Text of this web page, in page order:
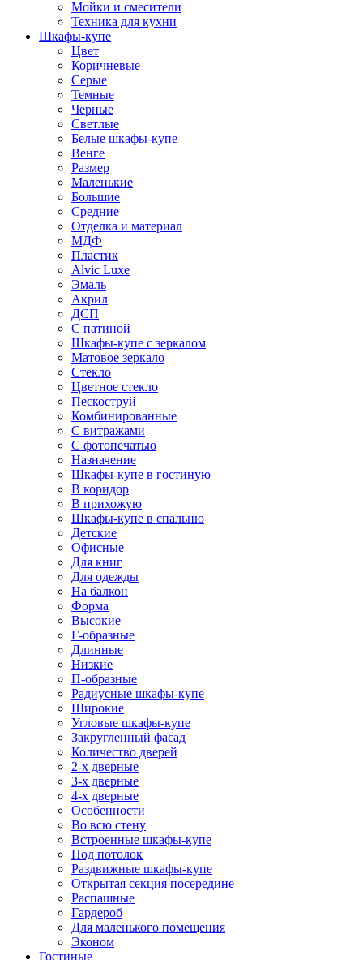
Мойки и смесители
Техника для кухни
Шкафы-купе
Цвет
Коричневые
Серые
Темные
Черные
Светлые
Белые шкафы-купе
Венге
Размер
Маленькие
Большие
Средние
Отделка и материал
МДФ
Пластик
Alvic Luxe
Эмаль
Акрил
ДСП
С патиной
Шкафы-купе с зеркалом
Матовое зеркало
Стекло
Цветное стекло
Пескоструй
Комбинированные
С витражами
С фотопечатью
Назначение
Шкафы-купе в гостиную
В коридор
В прихожую
Шкафы-купе в спальню
Детские
Офисные
Для книг
Для одежды
На балкон
Форма
Высокие
Г-образные
Длинные
Низкие
П-образные
Радиусные шкафы-купе
Широкие
Угловые шкафы-купе
Закругленный фасад
Количество дверей
2-х дверные
3-х дверные
4-х дверные
Особенности
Во всю стену
Встроенные шкафы-купе
Под потолок
Раздвижные шкафы-купе
Открытая секция посередине
Распашные
Гардероб
Для маленького помещения
Эконом
Гостиные